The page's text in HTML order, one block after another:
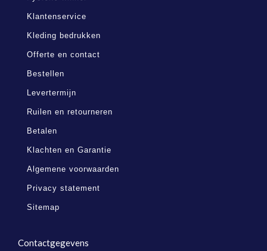
Klantenservice
Kleding bedrukken
Offerte en contact
Bestellen
Levertermijn
Ruilen en retourneren
Betalen
Klachten en Garantie
Algemene voorwaarden
Privacy statement
Sitemap
Contactgegevens